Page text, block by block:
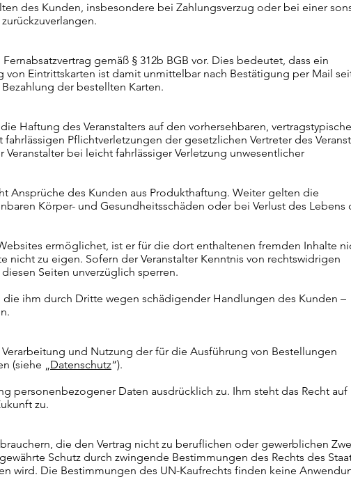
des Kunden, insbesondere bei Zahlungsverzug oder bei einer
gemäß § 312b BGB vor. Dies bedeutet, dass ein
Eintrittskarten ist damit unmittelbar nach Bestätigung per Mail
der bestellten Karten.
Haftung des Veranstalters auf den vorhersehbaren,
Pflichtverletzungen der gesetzlichen Vertreter des
bei leicht fahrlässiger Verletzung unwesentlicher
Ansprüche des Kunden aus Produkthaftung. Weiter gelten die
Körper- und Gesundheitsschäden oder bei Verlust des Lebens
ermöglichet, ist er für die dort enthaltenen fremden Inhalte
nicht zu eigen. Sofern der Veranstalter Kenntnis von rechtswidrigen
Seiten unverzüglich sperren.
ihm durch Dritte wegen schädigender Handlungen des Kunden –
und Nutzung der für die Ausführung von Bestellungen
(siehe „Datenschutz“).
personenbezogener Daten ausdrücklich zu. Ihm steht das Recht auf
zu.
die den Vertrag nicht zu beruflichen oder gewerblichen
Schutz durch zwingende Bestimmungen des Rechts des
wird. Die Bestimmungen des UN-Kaufrechts finden keine